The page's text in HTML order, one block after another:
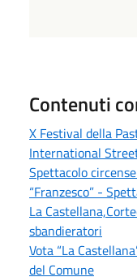
Contenuti
X Festival della
International
Spettacolo circense
“Franzesco” -
La
sbandieratori
Vota “La
del Comune